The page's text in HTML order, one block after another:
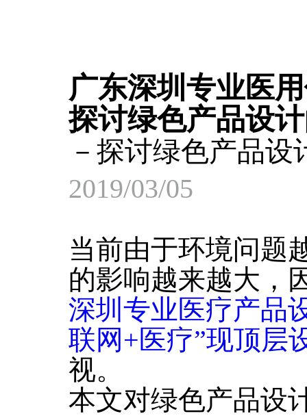
广东深圳专业医
探讨绿色产品设
－探讨绿色产品设
2019/03/05
当前由于环境问题
的影响越来越大，
深圳专业医疗产品
联网+医疗”现顶层
视。
本文对绿色产品设